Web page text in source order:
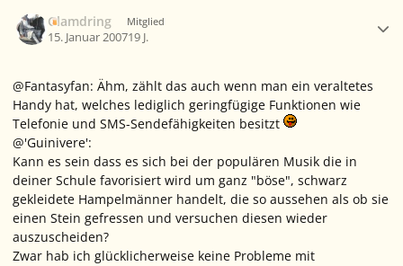
Glamdring Mitglied
15. Januar 200719 J.
@Fantasyfan: Ähm, zählt das auch wenn man ein veraltetes
Handy hat, welches lediglich geringfügige Funktionen wie
Telefonie und SMS-Sendefähigkeiten besitzt
@'Guinivere':
Kann es sein dass es sich bei der populären Musik die in
deiner Schule favorisiert wird um ganz "böse", schwarz
gekleidete Hampelmänner handelt, die so aussehen als ob sie
einen Stein gefressen und versuchen diesen wieder
auszuscheiden?
Zwar hab ich glücklicherweise keine Probleme mit